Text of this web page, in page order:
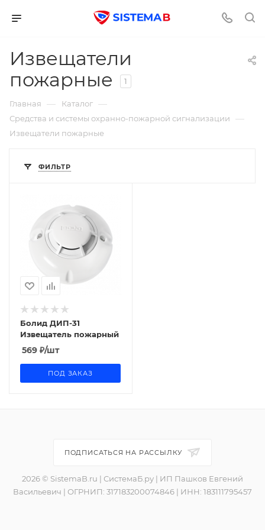
Извещатели
пожарные
1
Главная — Каталог —
Средства и системы охранно-пожарной сигнализации —
Извещатели пожарные
ФИЛЬТР
Болид ДИП-31
Извещатель пожарный
569 ₽/шт
ПОД ЗАКАЗ
ПОДПИСАТЬСЯ НА РАССЫЛКУ
2026 © SistemaB.ru | СистемаБ.ру | ИП Пашков Евгений
Васильевич | ОГРНИП: 317183200074846 | ИНН: 183111795457